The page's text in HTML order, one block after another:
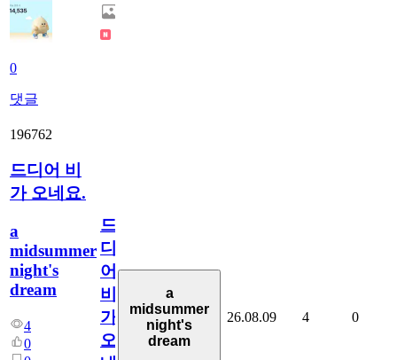
0
댓글
196762
드디어 비
가 오네요.
a
midsummer
night's
dream
4
0
드
디
어
비
가
오
a
midsummer
night's
dream
26.08.09 4 0